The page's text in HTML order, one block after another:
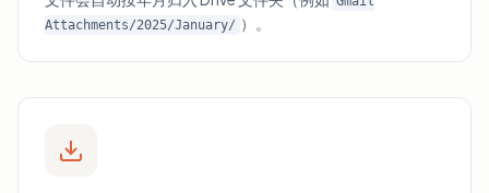
Attachments/2025/January/ ）。